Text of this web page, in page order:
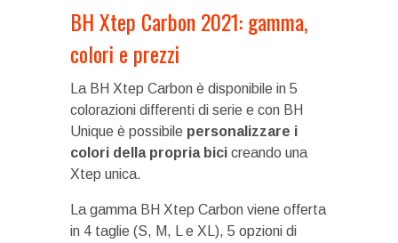
BH Xtep Carbon 2021: gamma,
colori e prezzi
La BH Xtep Carbon è disponibile in 5
colorazioni differenti di serie e con BH
Unique è possibile personalizzare i
colori della propria bici creando una
Xtep unica.
La gamma BH Xtep Carbon viene offerta
in 4 taglie (S, M, L e XL), 5 opzioni di